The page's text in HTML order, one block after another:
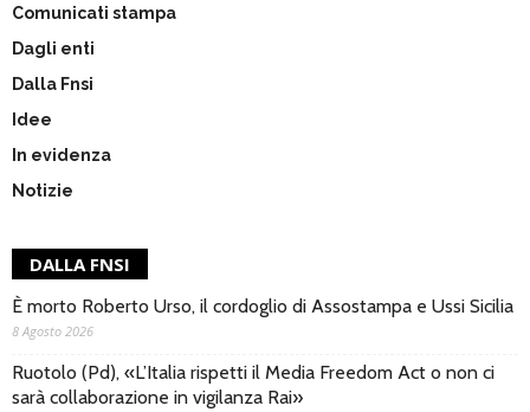
Comunicati stampa
Dagli enti
Dalla Fnsi
Idee
In evidenza
Notizie
DALLA FNSI
È morto Roberto Urso, il cordoglio di Assostampa e Ussi Sicilia
8 Agosto 2026
Ruotolo (Pd), «L’Italia rispetti il Media Freedom Act o non ci
sarà collaborazione in vigilanza Rai»